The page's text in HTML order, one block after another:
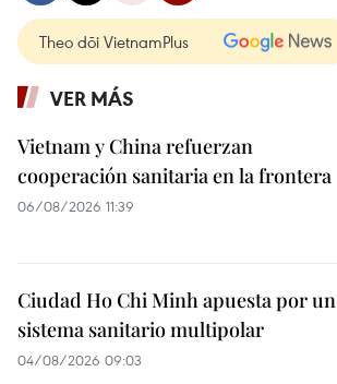
Theo dõi VietnamPlus
VER MÁS
Vietnam y China refuerzan
cooperación sanitaria en la frontera
06/08/2026 11:39
Ciudad Ho Chi Minh apuesta por un
sistema sanitario multipolar
04/08/2026 09:03